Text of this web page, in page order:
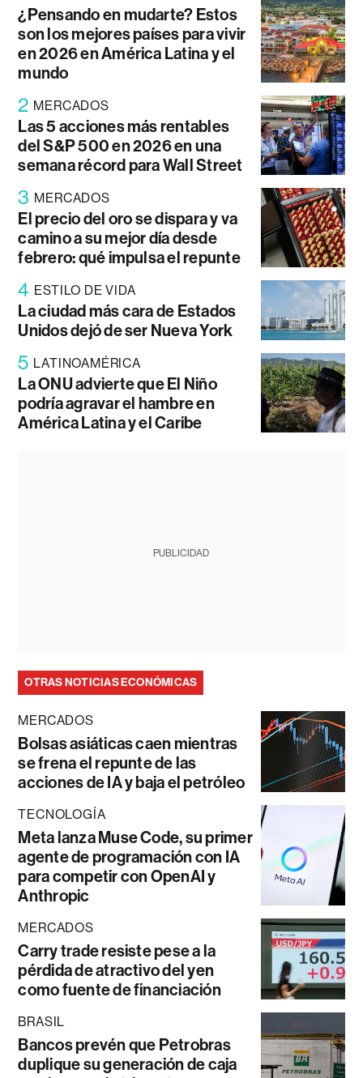
¿Pensando en mudarte? Estos
son los mejores países para vivir
en 2026 en América Latina y el
mundo
2 MERCADOS
Las 5 acciones más rentables
del S&P 500 en 2026 en una
semana récord para Wall Street
3 MERCADOS
El precio del oro se dispara y va
camino a su mejor día desde
febrero: qué impulsa el repunte
4 ESTILO DE VIDA
La ciudad más cara de Estados
Unidos dejó de ser Nueva York
5 LATINOAMÉRICA
La ONU advierte que El Niño
podría agravar el hambre en
América Latina y el Caribe
PUBLICIDAD
OTRAS NOTICIAS ECONÓMICAS
MERCADOS
Bolsas asiáticas caen mientras
se frena el repunte de las
acciones de IA y baja el petróleo
TECNOLOGÍA
Meta lanza Muse Code, su primer
agente de programación con IA
para competir con OpenAI y
Anthropic
MERCADOS
Carry trade resiste pese a la
pérdida de atractivo del yen
como fuente de financiación
BRASIL
Bancos prevén que Petrobras
duplique su generación de caja